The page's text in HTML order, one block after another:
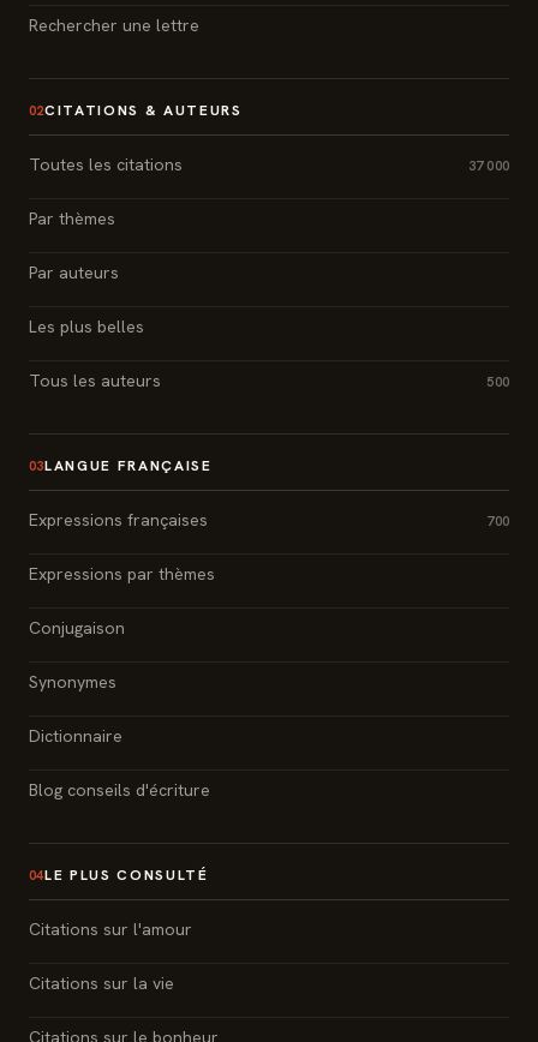
Rechercher une lettre
02CITATIONS & AUTEURS
Toutes les citations 37 000
Par thèmes
Par auteurs
Les plus belles
Tous les auteurs 500
03LANGUE FRANÇAISE
Expressions françaises 700
Expressions par thèmes
Conjugaison
Synonymes
Dictionnaire
Blog conseils d'écriture
04LE PLUS CONSULTÉ
Citations sur l'amour
Citations sur la vie
Citations sur le bonheur